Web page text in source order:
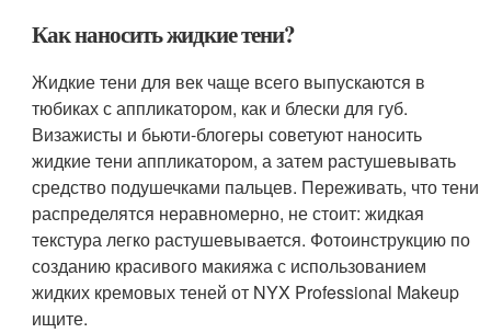
Как наносить жидкие тени?
Жидкие тени для век чаще всего выпускаются в
тюбиках с аппликатором, как и блески для губ.
Визажисты и бьюти-блогеры советуют наносить
жидкие тени аппликатором, а затем растушевывать
средство подушечками пальцев. Переживать, что тени
распределятся неравномерно, не стоит: жидкая
текстура легко растушевывается. Фотоинструкцию по
созданию красивого макияжа с использованием
жидких кремовых теней от NYX Professional Makeup
ищите.